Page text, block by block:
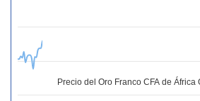
Precio del Oro Franco CFA de África